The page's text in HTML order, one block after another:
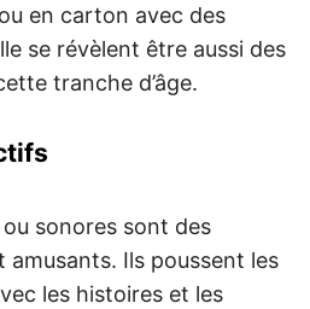
en carton avec des
se révèlent être aussi des
tranche d’âge.
sonores sont des
amusants. Ils poussent les
les histoires et les